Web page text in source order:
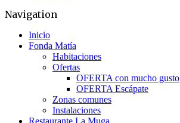
Navigation
Inicio
Fonda Matía
Habitaciones
Ofertas
OFERTA con mucho gusto
OFERTA Escápate
Zonas comunes
Instalaciones